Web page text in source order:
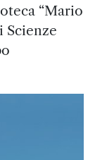
“Mario
Scienze